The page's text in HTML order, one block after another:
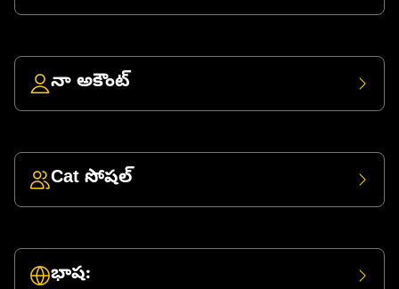
నా అకౌంట్
Cat సోషల్
భాష: